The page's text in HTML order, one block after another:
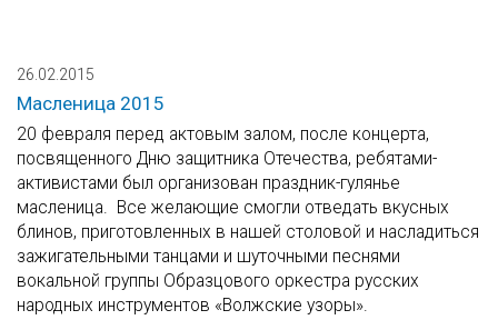
26.02.2015
Масленица 2015
20 февраля перед актовым залом, после концерта,
посвященного Дню защитника Отечества, ребятами-
активистами был организован праздник-гулянье
масленица. Все желающие смогли отведать вкусных
блинов, приготовленных в нашей столовой и насладиться
зажигательными танцами и шуточными песнями
вокальной группы Образцового оркестра русских
народных инструментов «Волжские узоры».